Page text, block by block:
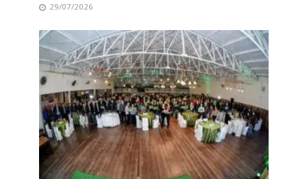
29/07/2026